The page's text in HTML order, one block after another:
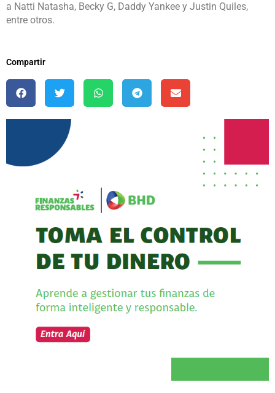
a Natti Natasha, Becky G, Daddy Yankee y Justin Quiles,
entre otros.
Compartir